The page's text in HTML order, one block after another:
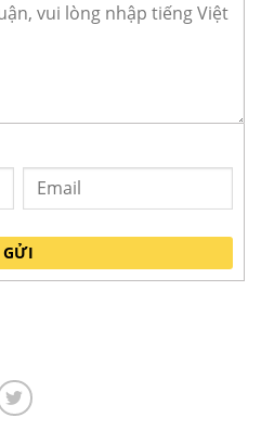
BS3D/PCF8/Z dài 2,4m
~ +6℃
GỬI